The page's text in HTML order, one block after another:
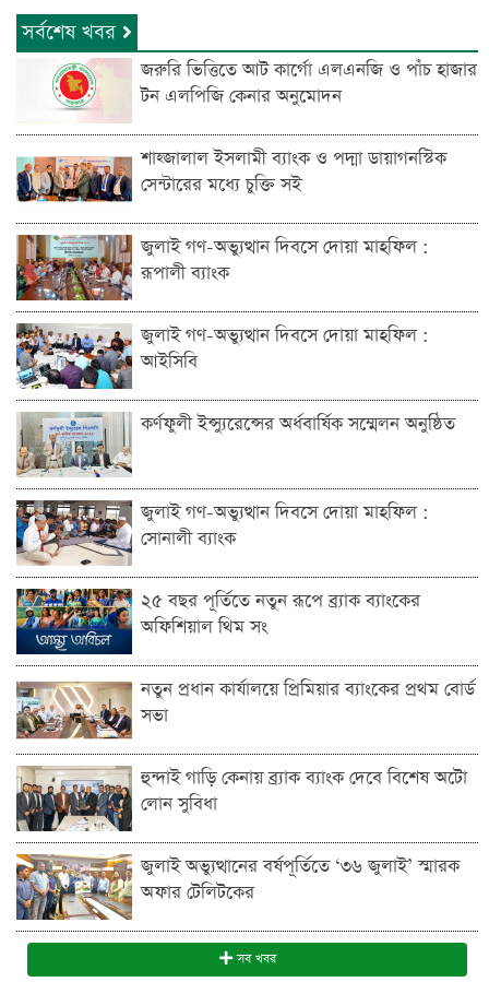
সর্বশেষ খবর
জরুরি ভিত্তিতে আট কার্গো এলএনজি ও পাঁচ হাজার
টন এলপিজি কেনার অনুমোদন
শাহ্জালাল ইসলামী ব্যাংক ও পদ্মা ডায়াগনস্টিক
সেন্টারের মধ্যে চুক্তি সই
জুলাই গণ-অভ্যুত্থান দিবসে দোয়া মাহফিল :
রূপালী ব্যাংক
জুলাই গণ-অভ্যুত্থান দিবসে দোয়া মাহফিল :
আইসিবি
কর্ণফুলী ইন্স্যুরেন্সের অর্ধবার্ষিক সম্মেলন অনুষ্ঠিত
জুলাই গণ-অভ্যুত্থান দিবসে দোয়া মাহফিল :
সোনালী ব্যাংক
২৫ বছর পূর্তিতে নতুন রূপে ব্র্যাক ব্যাংকের
অফিশিয়াল থিম সং
নতুন প্রধান কার্যালয়ে প্রিমিয়ার ব্যাংকের প্রথম বোর্ড
সভা
হুন্দাই গাড়ি কেনায় ব্র্যাক ব্যাংক দেবে বিশেষ অটো
লোন সুবিধা
জুলাই অভ্যুত্থানের বর্ষপূর্তিতে ‘৩৬ জুলাই’ স্মারক
অফার টেলিটকের
সব খবর